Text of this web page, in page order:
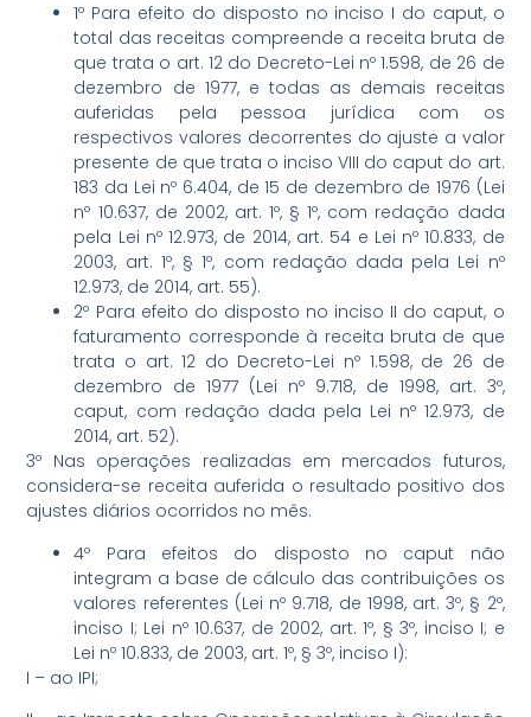
1º Para efeito do disposto no inciso I do caput, o
total das receitas compreende a receita bruta de
que trata o art. 12 do Decreto-Lei nº 1.598, de 26 de
dezembro de 1977, e todas as demais receitas
auferidas pela pessoa jurídica com os
respectivos valores decorrentes do ajuste a valor
presente de que trata o inciso VIII do caput do art.
183 da Lei nº 6.404, de 15 de dezembro de 1976 (Lei
nº 10.637, de 2002, art. 1º, § 1º, com redação dada
pela Lei nº 12.973, de 2014, art. 54 e Lei nº 10.833, de
2003, art. 1º, § 1º, com redação dada pela Lei nº
12.973, de 2014, art. 55).
2º Para efeito do disposto no inciso II do caput, o
faturamento corresponde à receita bruta de que
trata o art. 12 do Decreto-Lei nº 1.598, de 26 de
dezembro de 1977 (Lei nº 9.718, de 1998, art. 3º,
caput, com redação dada pela Lei nº 12.973, de
2014, art. 52).
3º Nas operações realizadas em mercados futuros,
considera-se receita auferida o resultado positivo dos
ajustes diários ocorridos no mês.
4º Para efeitos do disposto no caput não
integram a base de cálculo das contribuições os
valores referentes (Lei nº 9.718, de 1998, art. 3º, § 2º,
inciso I; Lei nº 10.637, de 2002, art. 1º, § 3º, inciso I; e
Lei nº 10.833, de 2003, art. 1º, § 3º, inciso I):
I – ao IPI;